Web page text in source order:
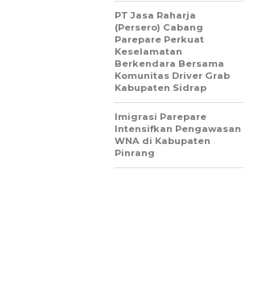
PT Jasa Raharja
(Persero) Cabang
Parepare Perkuat
Keselamatan
Berkendara Bersama
Komunitas Driver Grab
Kabupaten Sidrap
Imigrasi Parepare
Intensifkan Pengawasan
WNA di Kabupaten
Pinrang